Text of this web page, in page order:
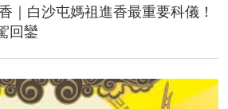
｜白沙屯媽祖進香最重要科儀！
回鑾